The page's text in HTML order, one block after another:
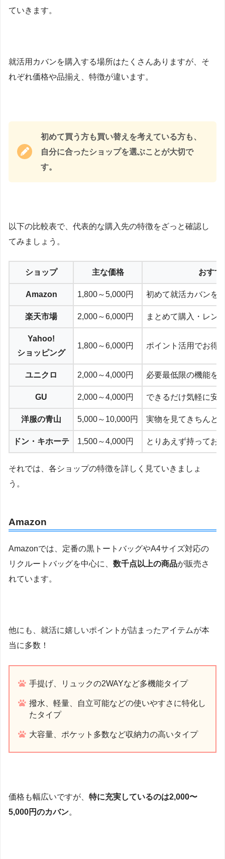
ていきます。
就活用カバンを購入する場所はたくさんありますが、そ
れぞれ価格や品揃え、特徴が違います。
初めて買う方も買い替えを考えている方も、
自分に合ったショップを選ぶことが大切で
す。
以下の比較表で、代表的な購入先の特徴をざっと確認し
てみましょう。
ショップ 主な価格 おすす
Amazon 1,800～5,000円 初めて就活カバンを
楽天市場 2,000～6,000円 まとめて購入・レン
Yahoo!
ショッピング
1,800～6,000円 ポイント活用でお得
ユニクロ 2,000～4,000円 必要最低限の機能を
GU 2,000～4,000円 できるだけ気軽に安
洋服の青山 5,000～10,000円 実物を見てきちんと
ドン・キホーテ 1,500～4,000円 とりあえず持ってお
それでは、各ショップの特徴を詳しく見ていきましょ
う。
Amazon
Amazonでは、定番の黒トートバッグやA4サイズ対応の
リクルートバッグを中心に、 数千点以上の商品が販売さ
れています。
他にも、就活に嬉しいポイントが詰まったアイテムが本
当に多数！
手提げ、リュックの2WAYなど多機能タイプ
撥水、軽量、自立可能などの使いやすさに特化し
たタイプ
大容量、ポケット多数など収納力の高いタイプ
価格も幅広いですが、 特に充実しているのは2,000〜
5,000円のカバン。